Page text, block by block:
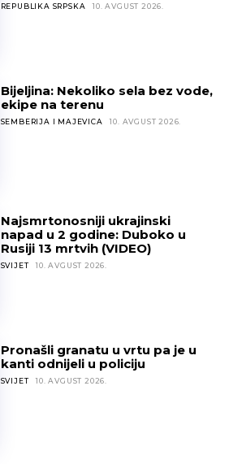
REPUBLIKA SRPSKA 10. AVGUST 2026.
Bijeljina: Nekoliko sela bez vode,
ekipe na terenu
SEMBERIJA I MAJEVICA 10. AVGUST 2026.
Najsmrtonosniji ukrajinski
napad u 2 godine: Duboko u
Rusiji 13 mrtvih (VIDEO)
SVIJET 10. AVGUST 2026.
Pronašli granatu u vrtu pa je u
kanti odnijeli u policiju
SVIJET 10. AVGUST 2026.